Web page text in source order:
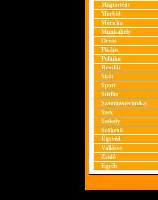
Megtörtént
Morbid
Móricka
Munkahely
Orvos
Pikáns
Politika
Rendőr
Skót
Sport
Stirlitz
Számítástechnika
Szex
Székely
Szőkenő
Ügyvéd
Vallásos
Zsidó
Egyéb